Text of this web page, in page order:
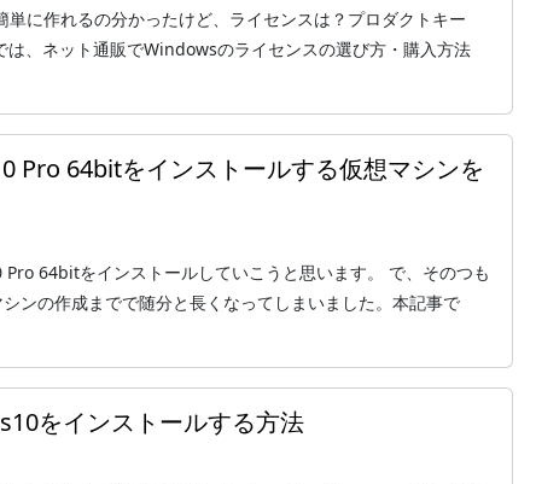
に作れるの分かったけど、ライセンスは？プロダクトキー
は、ネット通販でWindowsのライセンスの選び方・購入方法
Pro 64bitをインストールする仮想マシンを
64bitをインストールしていこうと思います。 で、そのつも
ンの作成までで随分と長くなってしまいました。本記事で
をインストールする方法